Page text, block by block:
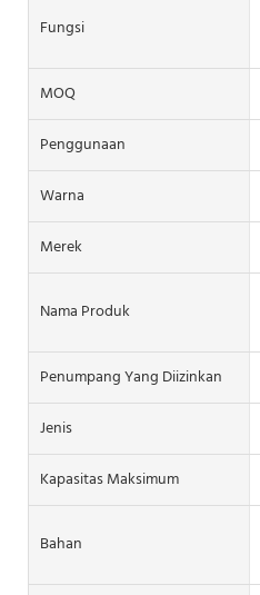
Fungsi
MOQ
Penggunaan
Warna
Merek
Nama Produk
Penumpang Yang Diizinkan
Jenis
Kapasitas Maksimum
Bahan